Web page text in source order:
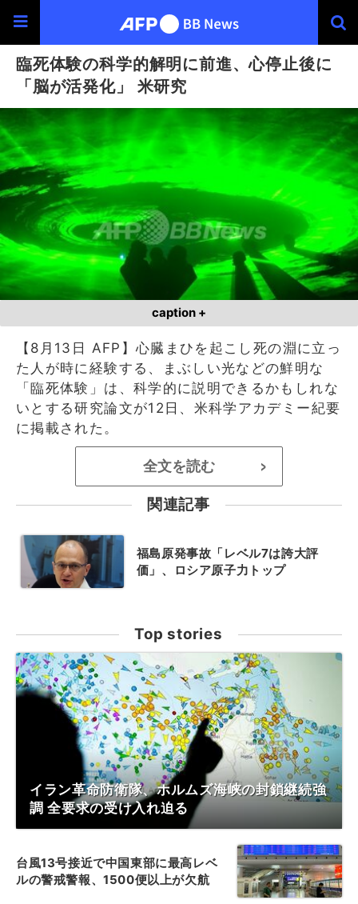
臨死体験の科学的解明に前進、心停止後に
「脳が活発化」 米研究
caption +
【8月13日 AFP】心臓まひを起こし死の淵に立っ
た人が時に経験する、まぶしい光などの鮮明な
「臨死体験」は、科学的に説明できるかもしれな
いとする研究論文が12日、米科学アカデミー紀要
に掲載された。
全文を読む >
関連記事
福島原発事故「レベル7は誇大評
価」、ロシア原子力トップ
Top stories
イラン革命防衛隊、ホルムズ海峡の封鎖継続強
調 全要求の受け入れ迫る
台風13号接近で中国東部に最高レベ
ルの警戒警報、1500便以上が欠航